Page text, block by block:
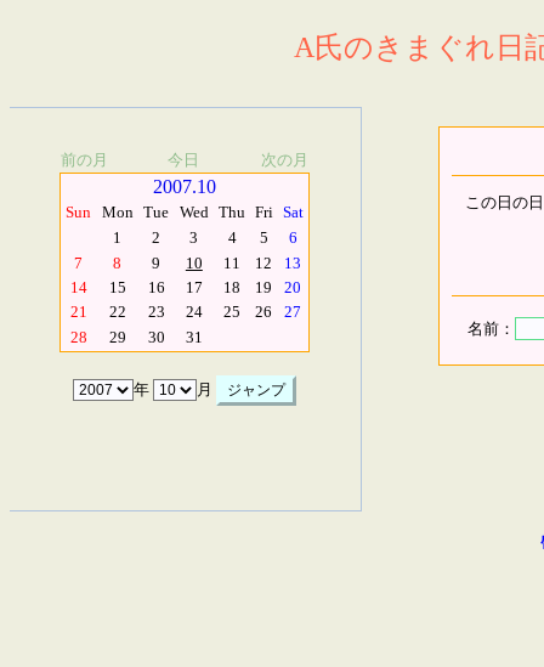
A氏のきまぐれ日
前の月 今日 次の月
2007.10
Sun Mon Tue Wed Thu Fri Sat
1
2 3 4 5
6
7
8 9 10 11 12
13
14
15 16 17 18 19
20
21
22 23 24 25 26
27
28
29 30 31
年 月
この日の
名前：